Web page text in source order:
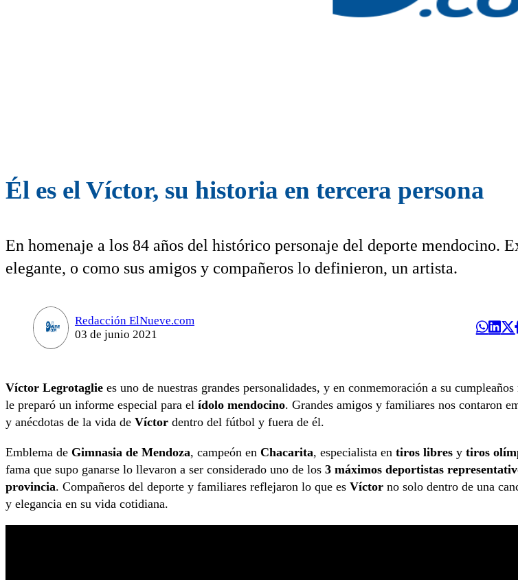
Él es el Víctor, su historia en tercera persona
En homenaje a los 84 años del histórico personaje del deporte mendocino.
elegante, o como sus amigos y compañeros lo definieron, un artista.
Redacción ElNueve.com
03 de junio 2021
Víctor Legrotaglie es uno de nuestras grandes personalidades, y en conmemoración a su
le preparó un informe especial para el ídolo mendocino. Grandes amigos y familiares nos contaron
y anécdotas de la vida de Víctor dentro del fútbol y fuera de él.
Emblema de Gimnasia de Mendoza, campeón en Chacarita, especialista en tiros libres y tiros
fama que supo ganarse lo llevaron a ser considerado uno de los 3 máximos deportistas
provincia. Compañeros del deporte y familiares reflejaron lo que es Víctor no solo dentro de una
y elegancia en su vida cotidiana.